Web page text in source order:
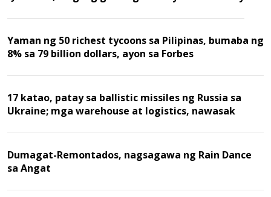
Yaman ng 50 richest tycoons sa Pilipinas, bumaba ng
8% sa 79 billion dollars, ayon sa Forbes
17 katao, patay sa ballistic missiles ng Russia sa
Ukraine; mga warehouse at logistics, nawasak
Dumagat-Remontados, nagsagawa ng Rain Dance
sa Angat